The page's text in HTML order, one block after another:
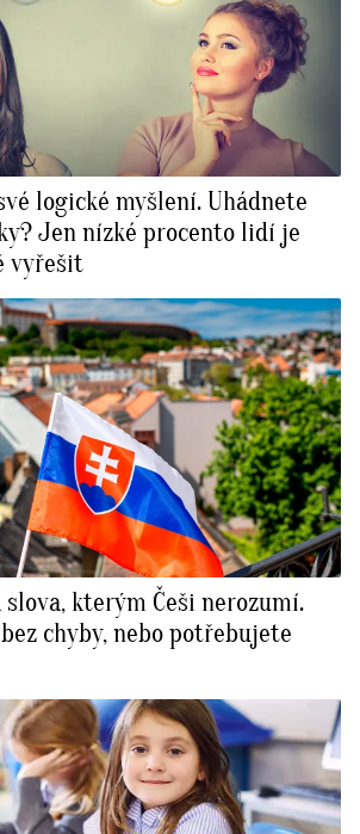
logické myšlení. Uhádnete
Jen nízké procento lidí je
vyřešit
slova, kterým Češi nerozumí.
chyby, nebo potřebujete